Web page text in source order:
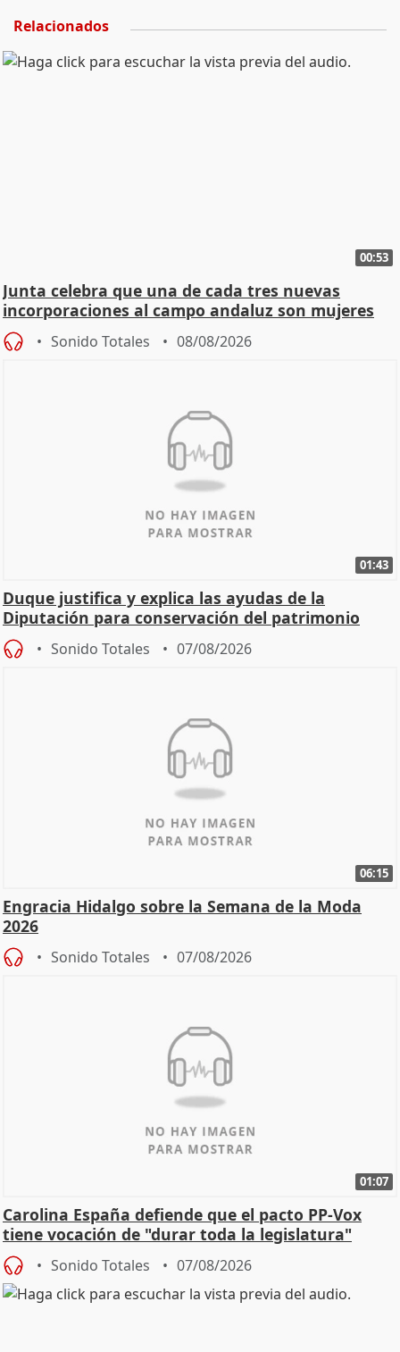
Relacionados
00:53
Junta celebra que una de cada tres nuevas
incorporaciones al campo andaluz son mujeres
jóvenes
Sonido Totales 08/08/2026
01:43
Duque justifica y explica las ayudas de la
Diputación para conservación del patrimonio
Sonido Totales 07/08/2026
06:15
Engracia Hidalgo sobre la Semana de la Moda
2026
Sonido Totales 07/08/2026
01:07
Carolina España defiende que el pacto PP-Vox
tiene vocación de "durar toda la legislatura"
Sonido Totales 07/08/2026